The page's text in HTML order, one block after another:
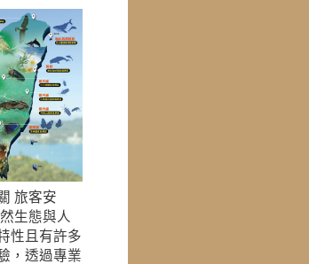
旅客安
生態與人
性且有許多
，透過專業